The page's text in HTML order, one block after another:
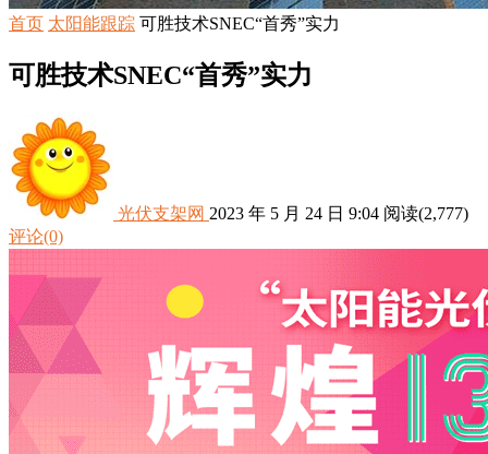
首页 太阳能跟踪 可胜技术SNEC“首秀”实力
可胜技术SNEC“首秀”实力
光伏支架网 2023 年 5 月 24 日 9:04 阅读(2,777)
评论(0)